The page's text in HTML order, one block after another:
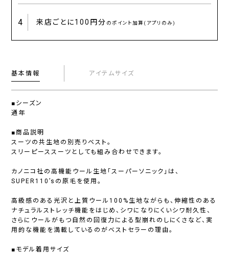
4 来店ごとに100円分 のポイント加算(アプリのみ)
基本情報 アイテムサイズ
■シーズン
通年
■商品説明
スーツの共生地の別売りベスト。
スリーピーススーツとしても組み合わせできます。
カノニコ社の高機能ウール生地「スーパーソニック」は、
SUPER110’sの原毛を使用。
高級感のある光沢と上質ウール100%生地ながらも、伸縮性のある
ナチュラルストレッチ機能をはじめ、シワになりにくいシワ耐久性、
さらにウールがもつ自然の回復力による型崩れのしにくさなど、実
用的な機能を満載しているのがベストセラーの理由。
■モデル着用サイズ